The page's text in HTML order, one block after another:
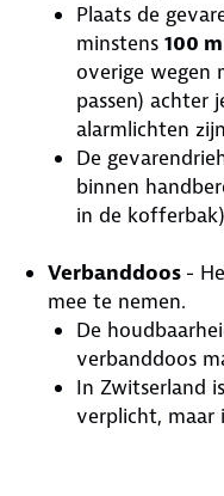
Plaats de
minstens 100 m
overige wegen
passen) achter
alarmlichten
De
binnen
in de
Verbanddoos -
mee te nemen.
De
verbanddoos
In Zwitserland
verplicht, maar